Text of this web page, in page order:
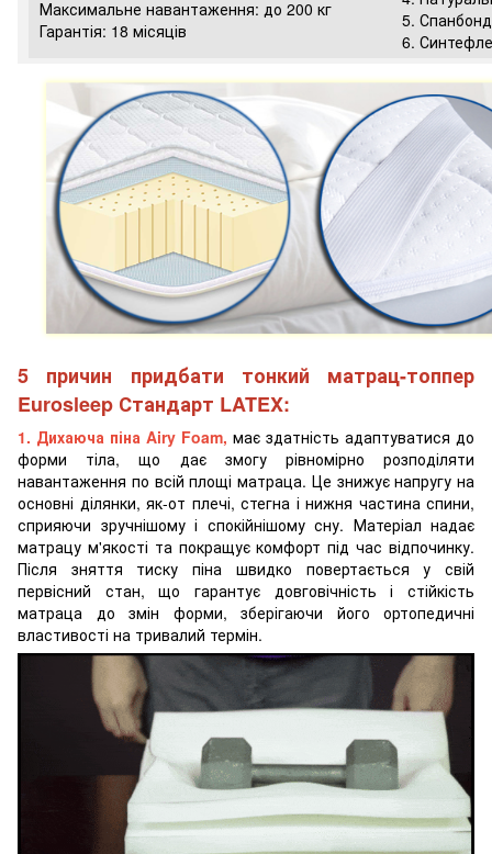
Максимальне навантаження: до 200 кг
Гарантія: 18 місяців
5. Спанбонд
6.
5 причин придбати тонкий матрац-топпер
Eurosleep Стандарт LATEX:
1. Дихаюча піна Airy Foam, має здатність адаптуватися до
форми тіла, що дає змогу рівномірно розподіляти
навантаження по всій площі матраца. Це знижує напругу на
основні ділянки, як-от плечі, стегна і нижня частина спини,
сприяючи зручнішому і спокійнішому сну. Матеріал надає
матрацу м'якості та покращує комфорт під час відпочинку.
Після зняття тиску піна швидко повертається у свій
первісний стан, що гарантує довговічність і стійкість
матраца до змін форми, зберігаючи його ортопедичні
властивості на тривалий термін.